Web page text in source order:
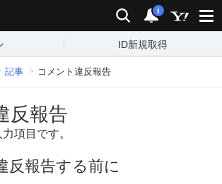
検索 通知
i
ID新規取得
記事 コメント違反報告
反報告
項目です。
反報告する前に